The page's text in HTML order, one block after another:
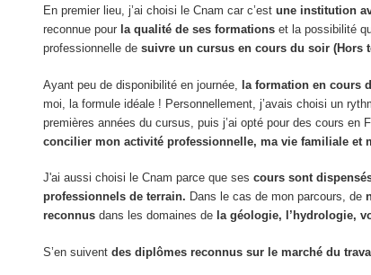
En premier lieu, j’ai choisi le Cnam car c’estune institution
reconnue pour la qualité de ses formations et la possibilité
professionnelle desuivre un cursus en cours du soir (Hors
Ayant peu de disponibilité en journée, la formation en cours
moi, la formule idéale ! Personnellement, j’avais choisi un
premières années du cursus, puis j’ai opté pour des cours en
concilier mon activité professionnelle, ma vie familiale et
J'ai aussi choisi le Cnam parce que sescours sont
professionnels de terrain. Dans le cas de mon parcours, de
reconnus dans les domaines de la géologie, l’hydrologie,
S’en suiventdes diplômes reconnus sur le marché du